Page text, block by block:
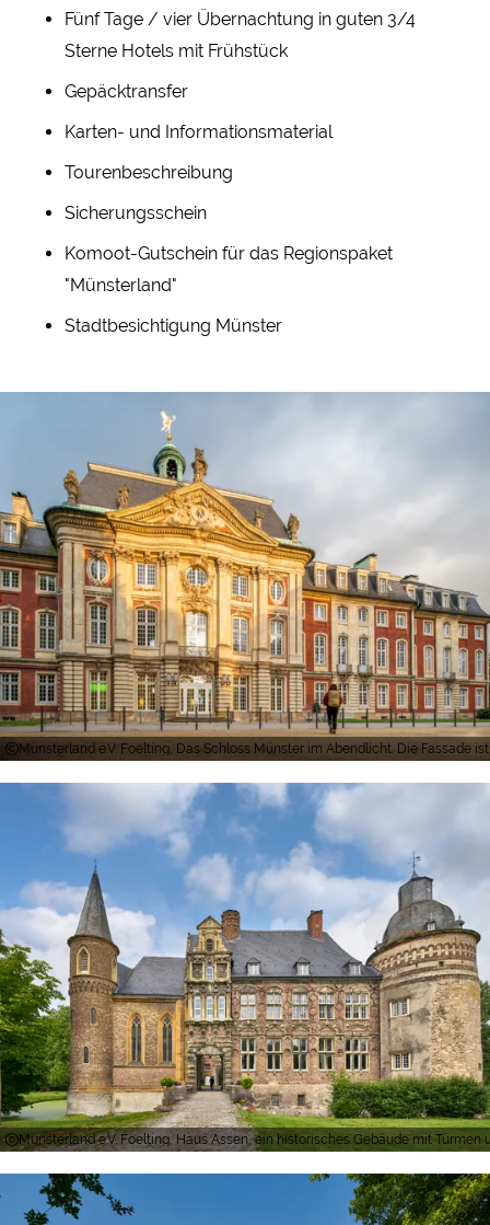
Fünf Tage / vier Übernachtung in guten 3/4
Sterne Hotels mit Frühstück
Gepäcktransfer
Karten- und Informationsmaterial
Tourenbeschreibung
Sicherungsschein
Komoot-Gutschein für das Regionspaket
"Münsterland"
Stadtbesichtigung Münster
Münsterland e.V. Foelting, Das Schloss Münster im Abendlicht. Die Fassade
Münsterland e.V. Foelting, Haus Assen, ein historisches Gebäude mit Türmen